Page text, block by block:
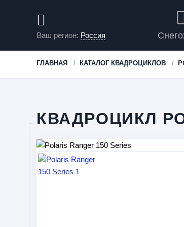
Ваш регион: Россия
ГЛАВНАЯ КАТАЛОГ КВАДРОЦИКЛОВ
КВАДРОЦИКЛ